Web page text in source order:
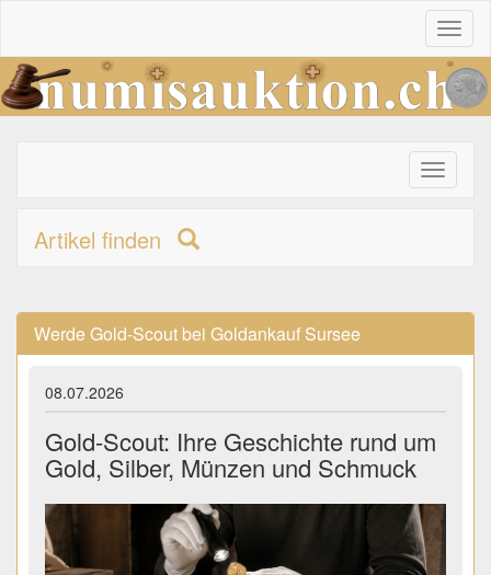
Toggle
primary
Artikel finden
Werde Gold-Scout bei Goldankauf Sursee
08.07.2026
Gold-Scout: Ihre Geschichte rund um
Gold, Silber, Münzen und Schmuck